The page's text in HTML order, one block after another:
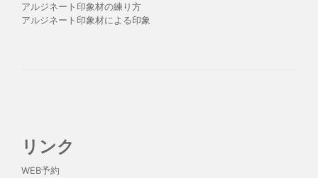
アルジネート印象材の練り方
アルジネート印象材による印象
リンク
WEB予約